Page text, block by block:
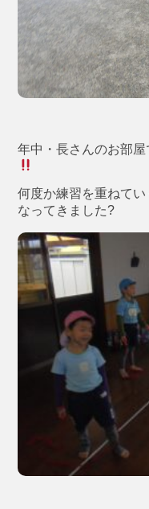
年中・長さんのお部
何度か練習を重ねて
なってきました?